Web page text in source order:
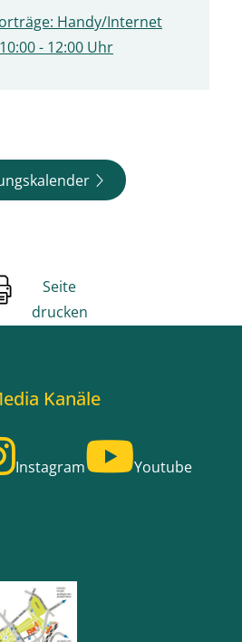
Handy/Internet
- 12:00 Uhr
Seite
drucken
Kanäle
Instagram Youtube